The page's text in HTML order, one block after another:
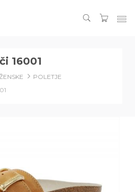
16001
POLETJE